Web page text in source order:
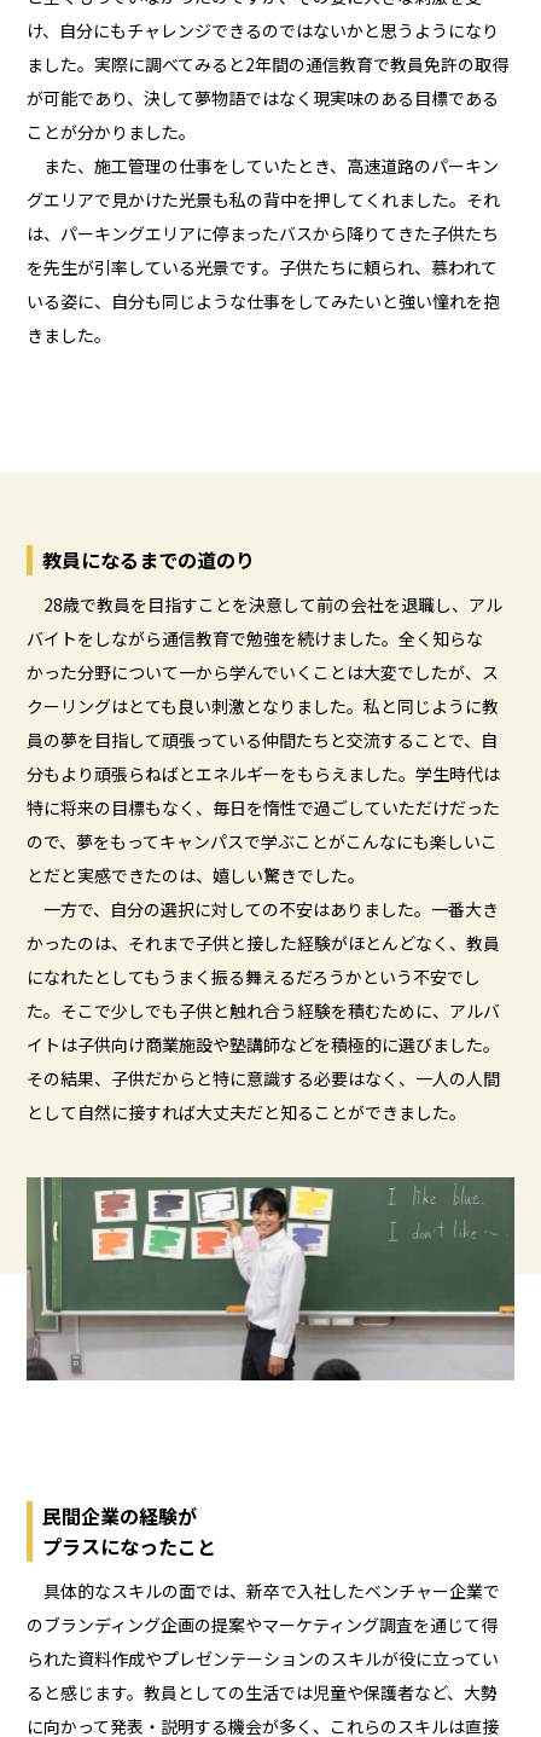
け、自分にもチャレンジできるのではないかと思うようになり
ました。実際に調べてみると2年間の通信教育で教員免許の取得
が可能であり、決して夢物語ではなく現実味のある目標である
ことが分かりました。
また、施工管理の仕事をしていたとき、高速道路のパーキン
グエリアで見かけた光景も私の背中を押してくれました。それ
は、パーキングエリアに停まったバスから降りてきた子供たち
を先生が引率している光景です。子供たちに頼られ、慕われて
いる姿に、自分も同じような仕事をしてみたいと強い憧れを抱
きました。
教員になるまでの道のり
28歳で教員を目指すことを決意して前の会社を退職し、アル
バイトをしながら通信教育で勉強を続けました。全く知らな
かった分野について一から学んでいくことは大変でしたが、ス
クーリングはとても良い刺激となりました。私と同じように教
員の夢を目指して頑張っている仲間たちと交流することで、自
分もより頑張らねばとエネルギーをもらえました。学生時代は
特に将来の目標もなく、毎日を惰性で過ごしていただけだった
ので、夢をもってキャンパスで学ぶことがこんなにも楽しいこ
とだと実感できたのは、嬉しい驚きでした。
一方で、自分の選択に対しての不安はありました。一番大き
かったのは、それまで子供と接した経験がほとんどなく、教員
になれたとしてもうまく振る舞えるだろうかという不安でし
た。そこで少しでも子供と触れ合う経験を積むために、アルバ
イトは子供向け商業施設や塾講師などを積極的に選びました。
その結果、子供だからと特に意識する必要はなく、一人の人間
として自然に接すれば大丈夫だと知ることができました。
民間企業の経験が
プラスになったこと
具体的なスキルの面では、新卒で入社したベンチャー企業で
のブランディング企画の提案やマーケティング調査を通じて得
られた資料作成やプレゼンテーションのスキルが役に立ってい
ると感じます。教員としての生活では児童や保護者など、大勢
に向かって発表・説明する機会が多く、これらのスキルは直接